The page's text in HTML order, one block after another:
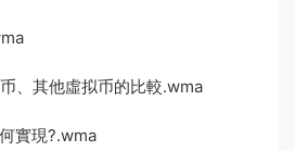
、其他虛拟币的比較.wma
實現?.wma